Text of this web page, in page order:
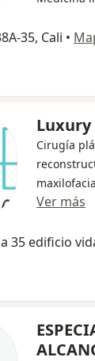
35, Cali •
Cirugía
Ver más
35 edificio